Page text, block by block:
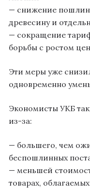
— снижение пошлин
древесину и
— сокращение
борьбы с ростом
Эти меры уже
одновременно
Экономисты УКБ
из-за:
— большего, чем
беспошлинных
— меньшей
товарах,